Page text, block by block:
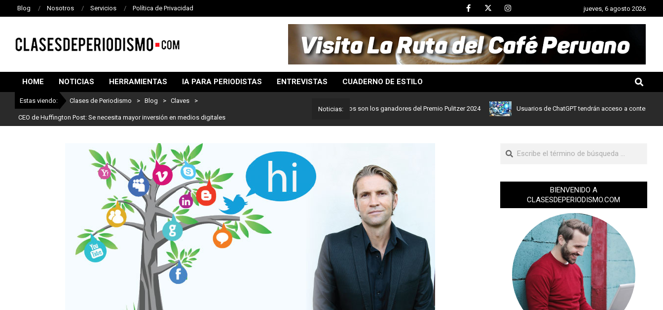
Blog Nosotros Servicios Política de Privacidad jueves, 6 agosto 2026
DE
PERIODISMO
HOME NOTICIAS HERRAMIENTAS IA PARA PERIODISTAS ENTREVISTAS CUADERNO DE ESTILO
Estas viendo: Clases de Periodismo > Blog > Claves >
CEO de Huffington Post: Se necesita mayor inversión en medios digitales
Noticias:
Lo mejor del periodismo: Estos son los ganadores del Premio Pulitzer 2024 Usuarios de ChatGPT tendrán acceso a contenidos de
BIENVENIDO A
CLASESDEPERIODISMO.COM